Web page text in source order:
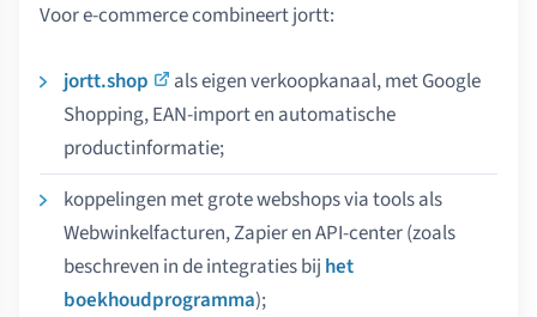
Voor e-commerce combineert jortt:
jortt.shop
als eigen verkoopkanaal, met Google
Shopping, EAN-import en automatische
productinformatie;
koppelingen met grote webshops via tools als
Webwinkelfacturen, Zapier en API-center (zoals
beschreven in de integraties bij het
boekhoudprogramma);